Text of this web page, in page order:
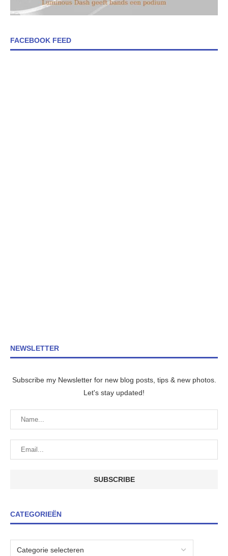
FACEBOOK FEED
NEWSLETTER
Subscribe my Newsletter for new blog posts, tips & new photos.
Let's stay updated!
CATEGORIEËN